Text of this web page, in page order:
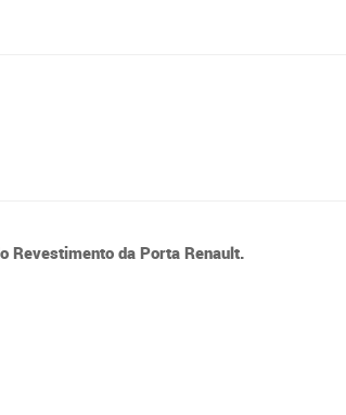
Revestimento da Porta Renault.